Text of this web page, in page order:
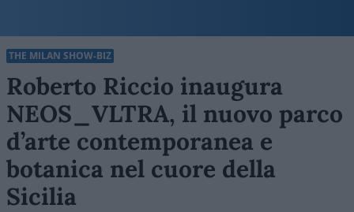
THE MILAN SHOW-BIZ
Roberto Riccio inaugura
NEOS_VLTRA, il nuovo parco
d’arte contemporanea e
botanica nel cuore della
Sicilia